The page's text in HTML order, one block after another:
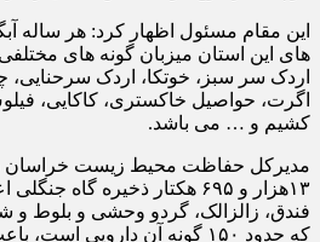
این مقام مسئول اظهار کرد: هر ساله
های این استان میزبان گونه های مختلفی
اردک سر سبز، خوتکا، اردک سرحنایی،
اگرت، حواصیل خاکستری، کاکایی،
کشیم و … می باشد.
مدیرکل حفاظت محیط زیست خراسان
۱۳هزار و ۶۹۵ هکتار ذخیره گاه
که حدود ۱۵۰ گونه آن دارویی